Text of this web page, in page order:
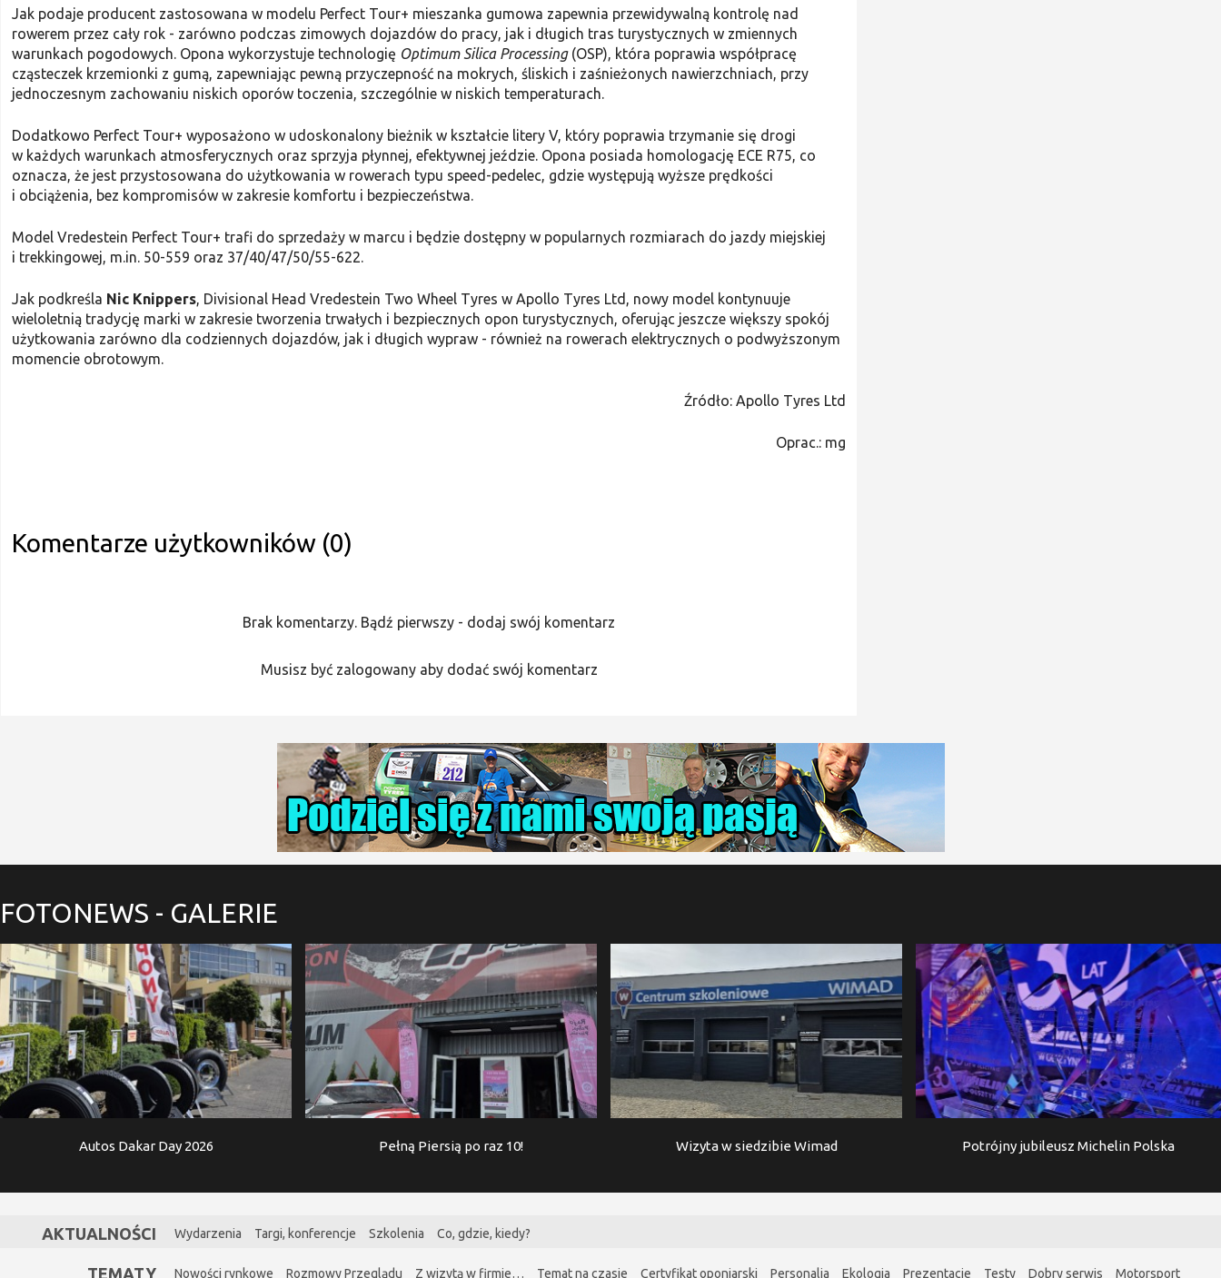
Jak podaje producent zastosowana w modelu Perfect Tour+ mieszanka gumowa zapewnia przewidywalną kontrolę nad
rowerem przez cały rok - zarówno podczas zimowych dojazdów do pracy, jak i długich tras turystycznych w zmiennych
warunkach pogodowych. Opona wykorzystuje technologię Optimum Silica Processing(OSP), która poprawia współpracę
cząsteczek krzemionki z gumą, zapewniając pewną przyczepność na mokrych, śliskich i zaśnieżonych nawierzchniach, przy
jednoczesnym zachowaniu niskich oporów toczenia, szczególnie w niskich temperaturach.
Dodatkowo Perfect Tour+ wyposażono w udoskonalony bieżnik w kształcie litery V, który poprawia trzymanie się drogi
w każdych warunkach atmosferycznych oraz sprzyja płynnej, efektywnej jeździe. Opona posiada homologację ECE R75, co
oznacza, że jest przystosowana do użytkowania w rowerach typu speed-pedelec, gdzie występują wyższe prędkości
i obciążenia, bez kompromisów w zakresie komfortu i bezpieczeństwa.
Model Vredestein Perfect Tour+ trafi do sprzedaży w marcu i będzie dostępny w popularnych rozmiarach do jazdy miejskiej
i trekkingowej, m.in. 50-559 oraz 37/40/47/50/55-622.
Jak podkreśla Nic Knippers, Divisional Head Vredestein Two Wheel Tyres w Apollo Tyres Ltd, nowy model kontynuuje
wieloletnią tradycję marki w zakresie tworzenia trwałych i bezpiecznych opon turystycznych, oferując jeszcze większy spokój
użytkowania zarówno dla codziennych dojazdów, jak i długich wypraw - również na rowerach elektrycznych o podwyższonym
momencie obrotowym.
Źródło: Apollo Tyres Ltd
Oprac.: mg
Komentarze użytkowników (0)
Brak komentarzy. Bądź pierwszy - dodaj swój komentarz
Musisz być zalogowany aby dodać swój komentarz
FOTONEWS - GALERIE
Autos Dakar Day 2026 Pełną Piersią po raz 10! Wizyta w siedzibie Wimad Potrójny jubileusz Michelin Polska
AKTUALNOŚCI Wydarzenia Targi, konferencje Szkolenia Co, gdzie, kiedy?
TEMATY Nowości rynkowe Rozmowy Przeglądu Z wizytą w firmie… Temat na czasie Certyfikat oponiarski Personalia Ekologia Prezentacje Testy Dobry serwis Motorsport